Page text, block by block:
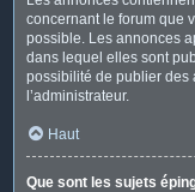
concernant le forum que
possible. Les annonces
dans lequel elles sont
possibilité de publier des
l’administrateur.
Haut
Que sont les sujets